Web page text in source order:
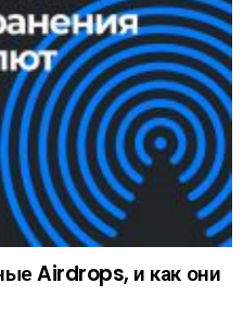
Airdrops, и как они